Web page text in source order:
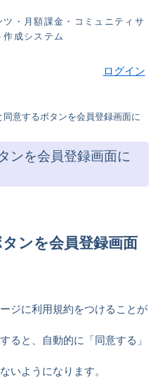
・月額課金・コミュニティサ
成システム
ログイン
同意するボタンを会員登録画面に
ンを会員登録画面に
ンを会員登録画面
ジに利用規約をつけることが
ると、自動的に「同意する」
いようになります。